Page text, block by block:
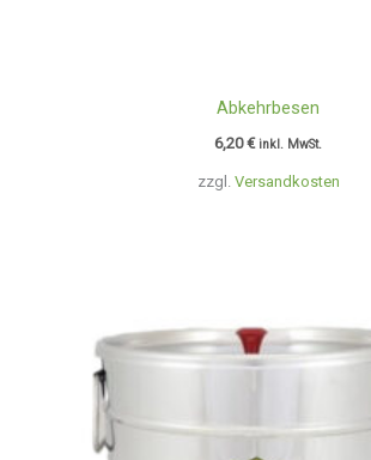
zzgl. Versandkosten
Abkehrbesen
6,20€ inkl. MwSt.